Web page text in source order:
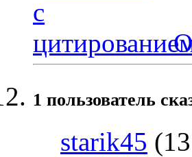
1 пользователь
starik45